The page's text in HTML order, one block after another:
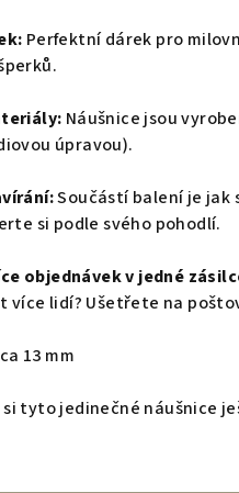
Perfektní dárek pro
Náušnice jsou
úpravou).
Součástí balení je jak
si podle svého pohodlí.
objednávek v jedné
více lidí? Ušetřete na
13 mm
tyto jedinečné náušnice